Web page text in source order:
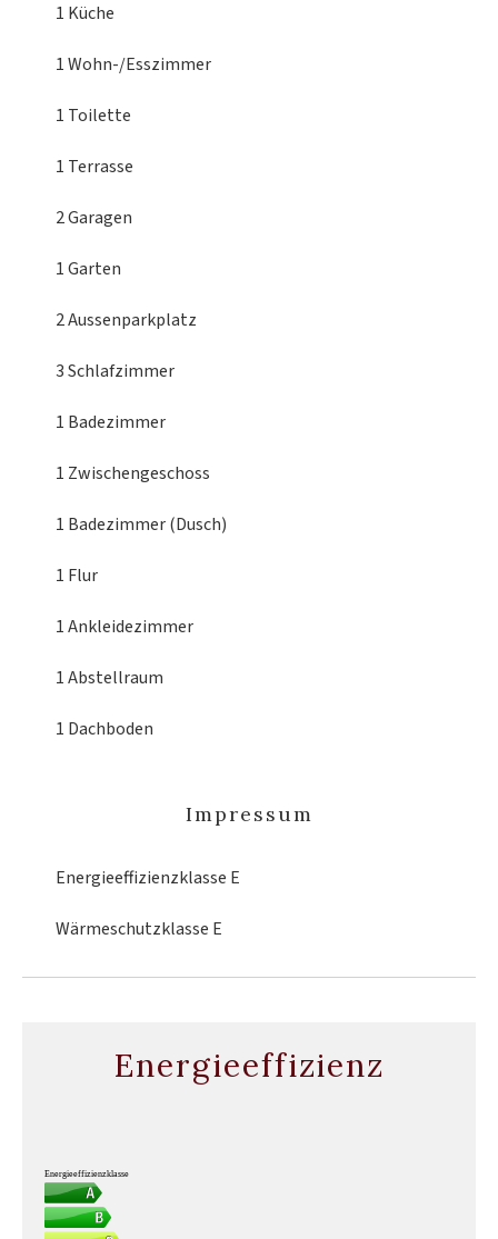
1 Küche
1 Wohn-/Esszimmer
1 Toilette
1 Terrasse
2 Garagen
1 Garten
2 Aussenparkplatz
3 Schlafzimmer
1 Badezimmer
1 Zwischengeschoss
1 Badezimmer (Dusch)
1 Flur
1 Ankleidezimmer
1 Abstellraum
1 Dachboden
Impressum
Energieeffizienzklasse E
Wärmeschutzklasse E
Energieeffizienz
Energieeffizienzklasse